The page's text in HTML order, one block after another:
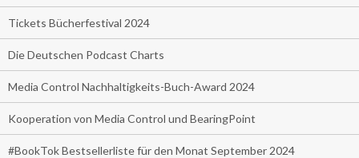
Tickets Bücherfestival 2024
Die Deutschen Podcast Charts
Media Control Nachhaltigkeits-Buch-Award 2024
Kooperation von Media Control und BearingPoint
#BookTok Bestsellerliste für den Monat September 2024